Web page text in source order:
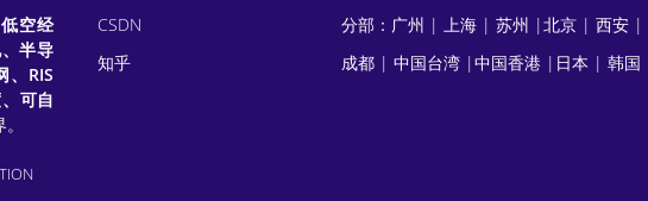
低空经
半导
、RIS
可自
CSDN
知乎
分部：广州 | 上海 | 苏州 |北京 | 西安 |
成都 | 中国台湾 |中国香港 |日本 | 韩国